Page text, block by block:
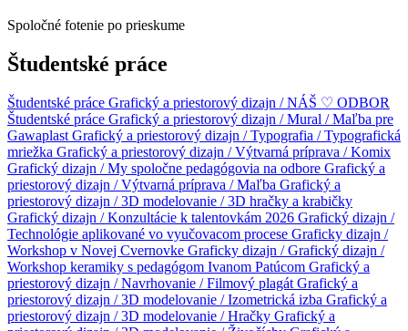
Spoločné fotenie po prieskume
Študentské práce
Študentské práce Grafický a priestorový dizajn / NÁŠ ♡ ODBOR
Študentské práce Grafický a priestorový dizajn / Mural / Maľba pre
GawaplastGrafický a priestorový dizajn / Typografia / Typografická
mriežka Grafický a priestorový dizajn / Výtvarná príprava / Komix
Grafický dizajn / My spoločne pedagógovia na odbore Grafický a
priestorový dizajn / Výtvarná príprava / Maľba Grafický a
priestorový dizajn / 3D modelovanie / 3D hračky a krabičky
Grafický dizajn / Konzultácie k talentovkám 2026 Grafický dizajn /
Technológie aplikované vo vyučovacom procese Graficky dizajn /
Workshop v Novej Cvernovke Graficky dizajn /Grafický dizajn /
Workshop keramiky s pedagógom Ivanom Patúcom Grafický a
priestorový dizajn / Navrhovanie / Filmový plagátGrafický a
priestorový dizajn / 3D modelovanie / Izometrická izba Grafický a
priestorový dizajn / 3D modelovanie / Hračky Grafický a